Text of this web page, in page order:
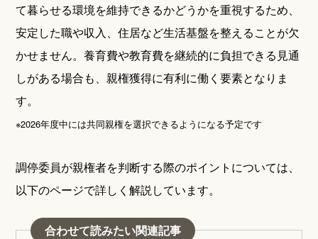
て暮らせる環境を維持できるかどうかを重視するため、
安定した職や収入、住居など生活基盤を整えることが欠
かせません。養育費や教育費を継続的に負担できる見通
しがある場合も、親権獲得に有利に働く要素となりま
す。
※2026年度中には共同親権を選択できるようになる予定です
調停委員が親権者を判断する際のポイントについては、
以下のページで詳しく解説しています。
合わせて読みたい関連記事